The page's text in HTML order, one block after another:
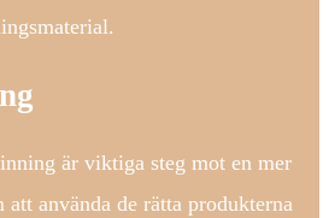
är viktiga steg mot en mer
använda de rätta produkterna